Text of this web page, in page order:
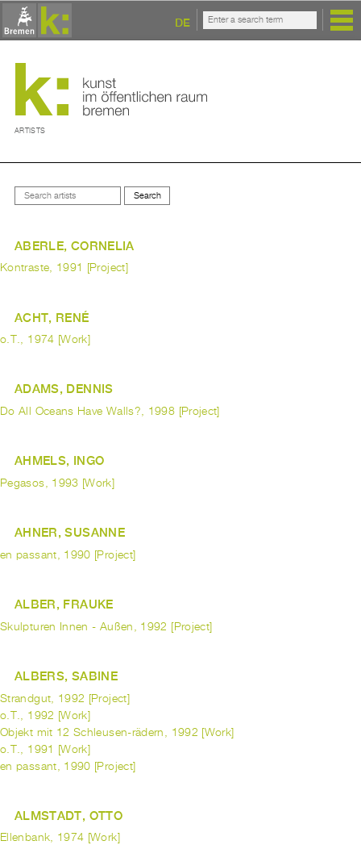
DE
ARTISTS
ABERLE, CORNELIA
Kontraste, 1991 [Project]
ACHT, RENÉ
o.T., 1974 [Work]
ADAMS, DENNIS
Do All Oceans Have Walls?, 1998 [Project]
AHMELS, INGO
Pegasos, 1993 [Work]
AHNER, SUSANNE
en passant, 1990 [Project]
ALBER, FRAUKE
Skulpturen Innen - Außen, 1992 [Project]
ALBERS, SABINE
Strandgut, 1992 [Project]
o.T., 1992 [Work]
Objekt mit 12 Schleusen-rädern, 1992 [Work]
o.T., 1991 [Work]
en passant, 1990 [Project]
ALMSTADT, OTTO
Ellenbank, 1974 [Work]